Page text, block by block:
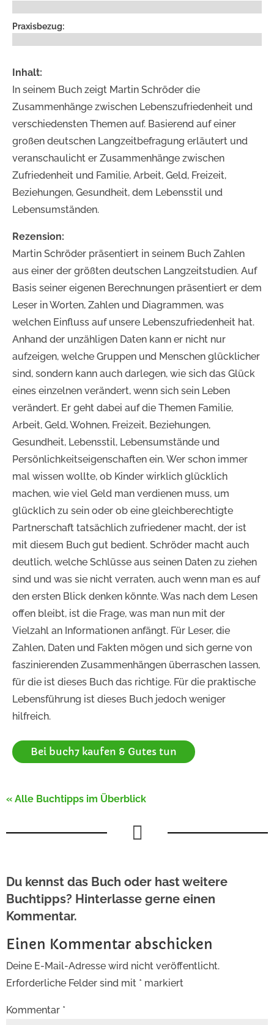
Praxisbezug:
Inhalt:
In seinem Buch zeigt Martin Schröder die
Zusammenhänge zwischen Lebenszufriedenheit und
verschiedensten Themen auf. Basierend auf einer
großen deutschen Langzeitbefragung erläutert und
veranschaulicht er Zusammenhänge zwischen
Zufriedenheit und Familie, Arbeit, Geld, Freizeit,
Beziehungen, Gesundheit, dem Lebensstil und
Lebensumständen.
Rezension:
Martin Schröder präsentiert in seinem Buch Zahlen
aus einer der größten deutschen Langzeitstudien. Auf
Basis seiner eigenen Berechnungen präsentiert er dem
Leser in Worten, Zahlen und Diagrammen, was
welchen Einfluss auf unsere Lebenszufriedenheit hat.
Anhand der unzähligen Daten kann er nicht nur
aufzeigen, welche Gruppen und Menschen glücklicher
sind, sondern kann auch darlegen, wie sich das Glück
eines einzelnen verändert, wenn sich sein Leben
verändert. Er geht dabei auf die Themen Familie,
Arbeit, Geld, Wohnen, Freizeit, Beziehungen,
Gesundheit, Lebensstil, Lebensumstände und
Persönlichkeitseigenschaften ein. Wer schon immer
mal wissen wollte, ob Kinder wirklich glücklich
machen, wie viel Geld man verdienen muss, um
glücklich zu sein oder ob eine gleichberechtigte
Partnerschaft tatsächlich zufriedener macht, der ist
mit diesem Buch gut bedient. Schröder macht auch
deutlich, welche Schlüsse aus seinen Daten zu ziehen
sind und was sie nicht verraten, auch wenn man es auf
den ersten Blick denken könnte. Was nach dem Lesen
offen bleibt, ist die Frage, was man nun mit der
Vielzahl an Informationen anfängt. Für Leser, die
Zahlen, Daten und Fakten mögen und sich gerne von
faszinierenden Zusammenhängen überraschen lassen,
für die ist dieses Buch das richtige. Für die praktische
Lebensführung ist dieses Buch jedoch weniger
hilfreich.
Bei buch7 kaufen & Gutes tun
« Alle Buchtipps im Überblick

Du kennst das Buch oder hast weitere
Buchtipps? Hinterlasse gerne einen
Kommentar.
Einen Kommentar abschicken
Deine E-Mail-Adresse wird nicht veröffentlicht.
Erforderliche Felder sind mit * markiert
Kommentar *